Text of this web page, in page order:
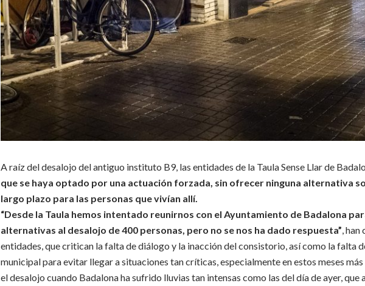
A raíz del desalojo del antiguo instituto B9, las entidades de la Taula Sense Llar de
que se haya optado por una actuación forzada, sin ofrecer ninguna alternativa
largo plazo para las personas que vivían allí.
“Desde la Taula hemos intentado reunirnos con el Ayuntamiento de Badalona
alternativas al desalojo de 400 personas, pero no se nos ha dado respuesta” ,
entidades, que critican la falta de diálogo y la inacción del consistorio, así como la falta
municipal para evitar llegar a situaciones tan críticas, especialmente en estos meses
el desalojo cuando Badalona ha sufrido lluvias tan intensas como las del día de ayer,